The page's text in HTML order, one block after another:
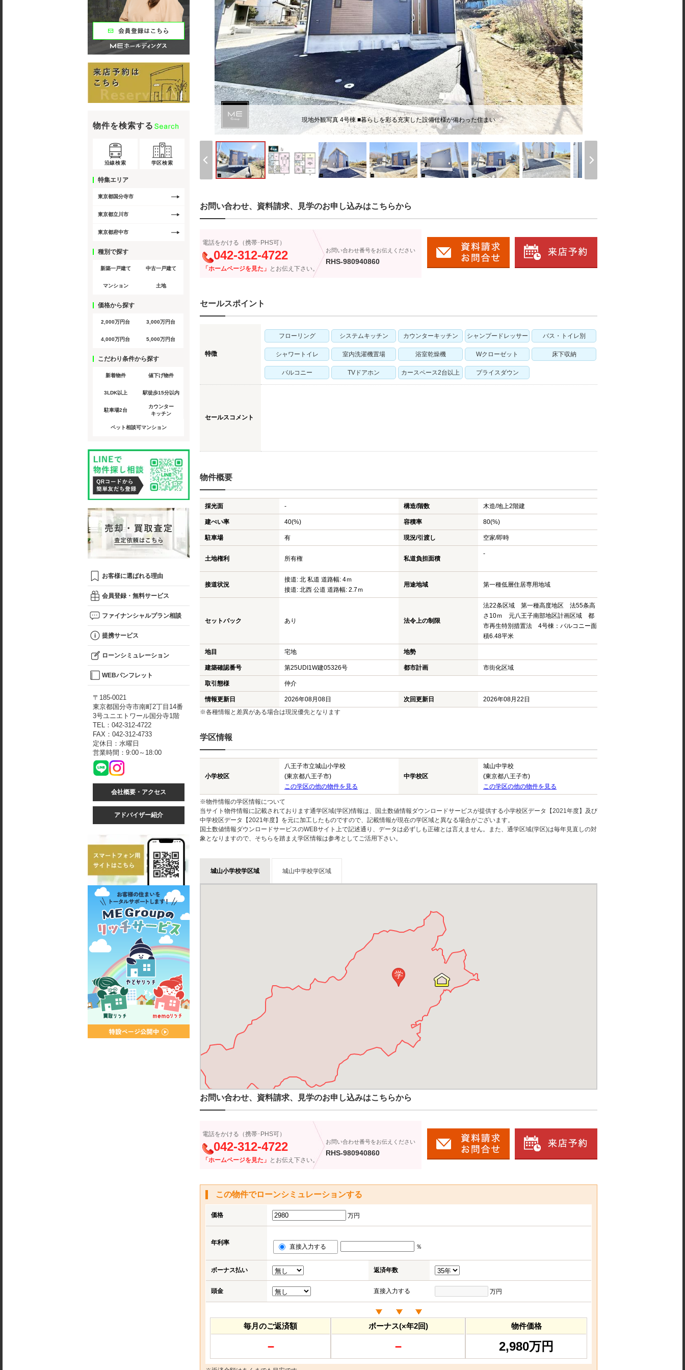
現地外観写真 4号棟 ■暮らしを彩る充実した設備仕様が備わった住まい
お問い合わせ、資料請求、見学のお申し込みはこちらから
電話をかける（携帯･PHS可）
042-312-4722
「ホームページを見た」 とお伝え下さい。
お問い合わせ番号をお伝えください
RHS-980940860
セールスポイント
特徴
フローリング システムキッチン カウンターキッチン シャンプードレッサー バス・トイレ別
シャワートイレ 室内洗濯機置場 浴室乾燥機 Wクローゼット 床下収納
バルコニー TVドアホン カースペース2台以上 プライスダウン
セールスコメント
物件概要
採光面 - 構造/階数 木造/地上2階建
建ぺい率 40(%) 容積率 80(%)
駐車場 有 現況/引渡し 空家/即時
土地権利 所有権 私道負担面積
-
接道状況
接道: 北 私道 道路幅: 4ｍ
接道: 北西 公道 道路幅: 2.7ｍ
用途地域 第一種低層住居専用地域
セットバック あり 法令上の制限
法22条区域 第一種高度地区 法55条高
さ10ｍ 元八王子南部地区計画区域 都
市再生特別措置法 4号棟：バルコニー面
積6.48平米
地目 宅地 地勢
建築確認番号 第25UDI1W建05326号 都市計画 市街化区域
取引態様 仲介
情報更新日 2026年08月08日 次回更新日
2026年08月22日
※各種情報と差異がある場合は現況優先となります
学区情報
小学校区
八王子市立城山小学校
(東京都八王子市)
この学区の他の物件を見る
中学校区
城山中学校
(東京都八王子市)
この学区の他の物件を見る
※物件情報の学区情報について
当サイト物件情報に記載されております通学区域(学区)情報は、国土数値情報ダウンロードサービスが提供する小学校区データ【2021年度】及び
中学校区データ【2021年度】を元に加工したものですので、記載情報が現在の学区域と異なる場合がございます。
国土数値情報ダウンロードサービスのWEBサイト上で記述通り、データは必ずしも正確とは言えません。また、通学区域(学区)は毎年見直しの対
象となりますので、そちらを踏まえ学区情報は参考としてご活用下さい。
城山小学校学区域 城山中学校学区域
学
お問い合わせ、資料請求、見学のお申し込みはこちらから
電話をかける（携帯･PHS可）
042-312-4722
「ホームページを見た」 とお伝え下さい。
お問い合わせ番号をお伝えください
RHS-980940860
この物件でローンシミュレーションする
価格 万円
年利率
直接入力する ％
ボーナス払い 返済年数
頭金 直接入力する 万円
毎月のご返済額
－
ボーナス(×年2回)
－
物件価格
2,980万円
物件を検索する
沿線検索 学区検索
特集エリア
東京都国分寺市
東京都立川市
東京都府中市
種別で探す
新築一戸建て 中古一戸建て
マンション 土地
価格から探す
2,000万円台 3,000万円台
4,000万円台 5,000万円台
こだわり条件から探す
新着物件 値下げ物件
3LDK以上 駅徒歩15分以内
駐車場2台
カウンター
キッチン
ペット相談可マンション
お客様に選ばれる理由
会員登録・無料サービス
ファイナンシャルプラン相談
提携サービス
ローンシミュレーション
WEBパンフレット
〒185-0021
東京都国分寺市南町2丁目14番
3号ユニエトワール国分寺1階
TEL：042-312-4722
FAX：042-312-4733
定休日：水曜日
営業時間：9:00～18:00
会社概要・アクセス
アドバイザー紹介